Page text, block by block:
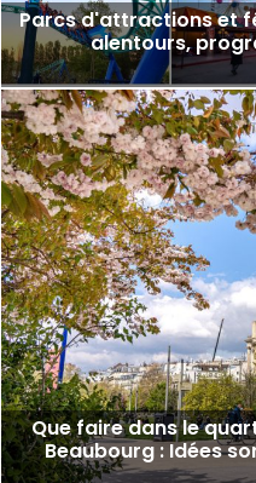
Parcs d'attractions et
alentours,
Que faire dans le
Beaubourg : Idées